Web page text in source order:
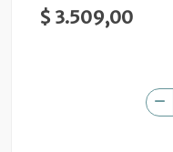
$ 3.509,00